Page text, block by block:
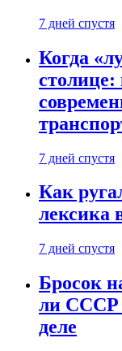
7 дней спустя
Когда
7 дней спустя
Как
лексика
7 дней спустя
Бросок
ли СССР
деле